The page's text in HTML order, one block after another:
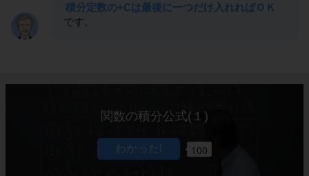
積分定数の+Cは最後に一つだけ入れればＯＫ
です。
関数の積分公式(１)
100